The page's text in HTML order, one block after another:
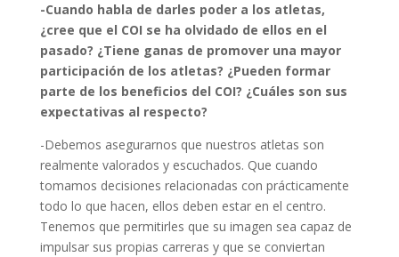
-Cuando habla de darles poder a los atletas,
¿cree que el COI se ha olvidado de ellos en el
pasado? ¿Tiene ganas de promover una mayor
participación de los atletas? ¿Pueden formar
parte de los beneficios del COI? ¿Cuáles son sus
expectativas al respecto?
-Debemos asegurarnos que nuestros atletas son
realmente valorados y escuchados. Que cuando
tomamos decisiones relacionadas con prácticamente
todo lo que hacen, ellos deben estar en el centro.
Tenemos que permitirles que su imagen sea capaz de
impulsar sus propias carreras y que se conviertan